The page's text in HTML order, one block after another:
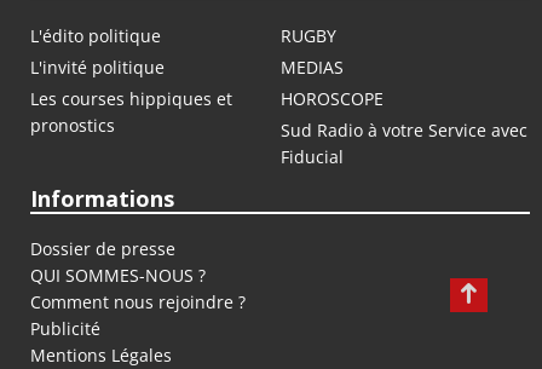
L'édito politique
RUGBY
L'invité politique
MEDIAS
Les courses hippiques et
pronostics
HOROSCOPE
Sud Radio à votre Service avec
Fiducial
Informations
Dossier de presse
QUI SOMMES-NOUS ?
Comment nous rejoindre ?
Publicité
Mentions Légales